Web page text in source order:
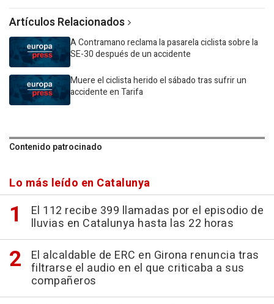
Artículos Relacionados
A Contramano reclama la pasarela ciclista sobre la
SE-30 después de un accidente
Muere el ciclista herido el sábado tras sufrir un
accidente en Tarifa
Contenido patrocinado
Lo más leído en Catalunya
El 112 recibe 399 llamadas por el episodio de
lluvias en Catalunya hasta las 22 horas
El alcaldable de ERC en Girona renuncia tras
filtrarse el audio en el que criticaba a sus
compañeros